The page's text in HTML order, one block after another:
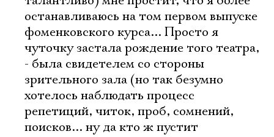
останавливаюсь на том первом выпуске
фоменковского курса... Просто я
чуточку застала рождение того театра,
- была свидетелем со стороны
зрительного зала (но так безумно
хотелось наблюдать процесс
репетиций, читок, проб, сомнений,
поисков... ну да кто ж пустит
Электропочта
Имя